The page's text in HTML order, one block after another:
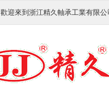
歡迎來到浙江精久軸承工業有限